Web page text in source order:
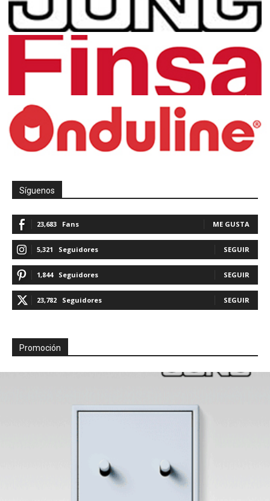
Síguenos
23,683 Fans ME GUSTA
5,321 Seguidores SEGUIR
1,844 Seguidores SEGUIR
23,782 Seguidores SEGUIR
Promoción